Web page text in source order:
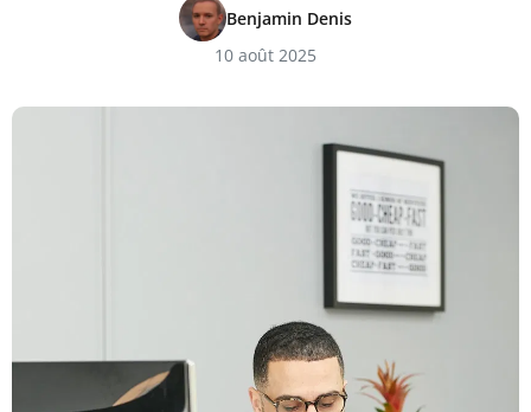
Benjamin Denis
10 août 2025